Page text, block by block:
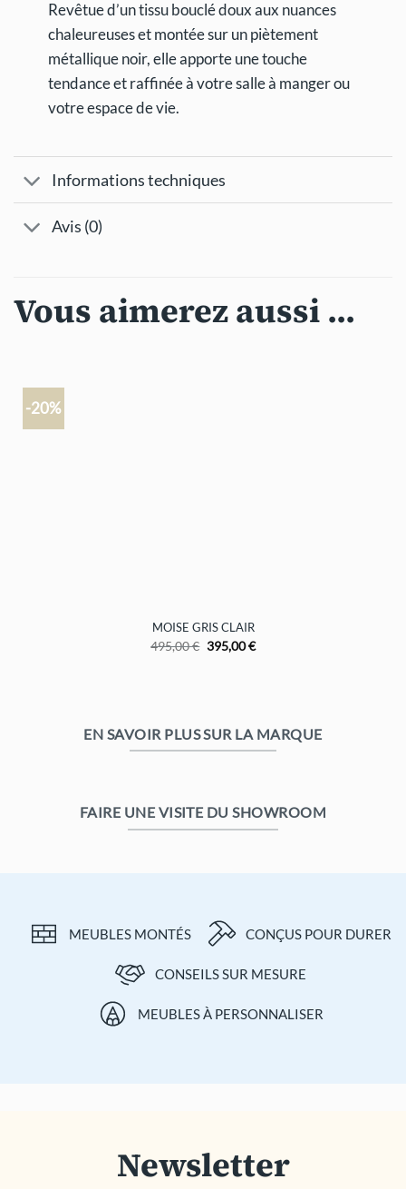
Revêtue d’un tissu bouclé doux aux nuances
chaleureuses et montée sur un piètement
métallique noir, elle apporte une touche
tendance et raffinée à votre salle à manger ou
votre espace de vie.
Informations techniques
Avis (0)
Vous aimerez aussi ...
-20%
MOISE GRIS CLAIR
495,00€ Le
395,00€Le
EN SAVOIR PLUS SUR LA MARQUE
FAIRE UNE VISITE DU SHOWROOM
MEUBLES MONTÉS CONÇUS POUR DURER
CONSEILS SUR MESURE
MEUBLES À PERSONNALISER
Newsletter